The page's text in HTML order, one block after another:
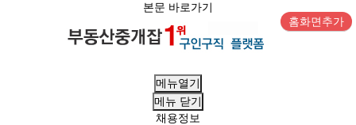
본문 바로가기
홈화면추가
메뉴열기
메뉴 닫기
채용정보